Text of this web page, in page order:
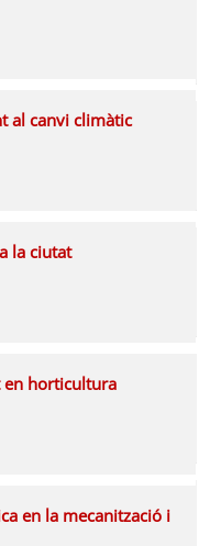
al canvi climàtic
la ciutat
en horticultura
en la mecanització i